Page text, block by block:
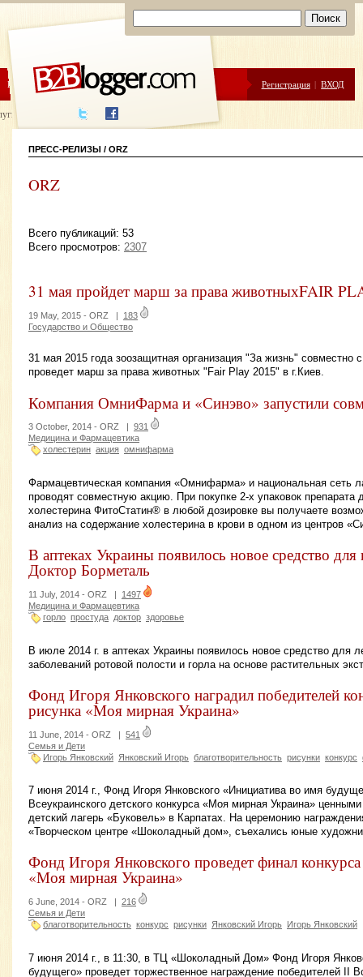
ЦЕНЫ ПОМОЩЬ Регистрация | ВХОД
написания
ПРЕСС-РЕЛИЗЫ / ORZ
ORZ
Всего публикаций: 53
Всего просмотров: 2307
31 мая пройдет марш за права животныхFAIR
19 May, 2015 - ORZ | 183
Государство и Общество
31 мая 2015 года зоозащитная организация "За жизнь" совместно
проведет марш за права животных "Fair Play 2015" в г.Киев.
Компания ОмниФарма и «Синэво» запустили
3 October, 2014 - ORZ
931
Медицина и Фармацевтика
холестерин акция омнифарма
Фармацевтическая компания «Омнифарма» и национальная сеть
проводят совместную акцию. При покупке 2-х упаковок препарата
холестерина ФитоСтатин® в любой дозировке вы получаете
анализ на содержание холестерина в крови в одном из центров
В аптеках Украины появилось новое средство для
Доктор Борметаль
11 July, 2014 - ORZ | 1497
Медицина и Фармацевтика
горло простуда доктор здоровье
В июле 2014 г. в аптеках Украины появилось новое средство для
заболеваний ротовой полости и горла на основе растительных
Фонд Игоря Янковского наградил победителей
рисунка «Моя мирная Украина»
11 June, 2014 - ORZ | 541
Семья и Дети
Игорь Янковский Янковский Игорь благотворительность рисунки конкурс
7 июня 2014 г., Фонд Игоря Янковского «Инициатива во имя
Всеукраинского детского конкурса «Моя мирная Украина»
детский лагерь «Буковель» в Карпатах. На церемонию
«Творческом центре «Шоколадный дом», съехались юные
Фонд Игоря Янковского проведет финал конкурса
«Моя мирная Украина»
6 June, 2014 - ORZ | 216
Семья и Дети
благотворительность конкурс рисунки Янковский Игорь Игорь Янковский
7 июня 2014 г., в 11:30, в ТЦ «Шоколадный Дом» Фонд Игоря
будущего» проведет торжественное награждение победителей ІІ